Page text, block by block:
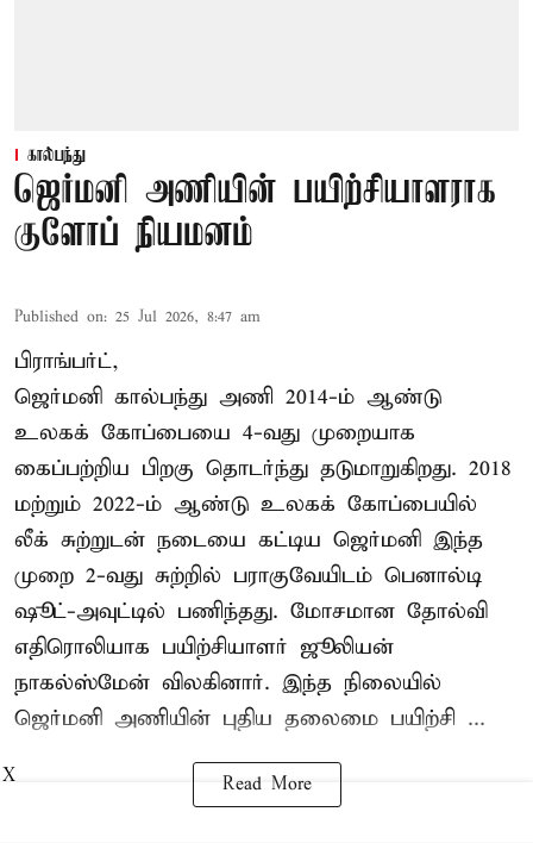
கால்பந்து
ஜெர்மனி அணியின் பயிற்சியாளராக
குளோப் நியமனம்
Published on: 25 Jul 2026, 8:47 am
பிராங்பர்ட்,
ஜெர்மனி கால்பந்து அணி 2014-ம் ஆண்டு
உலகக் கோப்பையை 4-வது முறையாக
கைப்பற்றிய பிறகு தொடர்ந்து தடுமாறுகிறது. 2018
மற்றும் 2022-ம் ஆண்டு உலகக் கோப்பையில்
லீக் சுற்றுடன் நடையை கட்டிய ஜெர்மனி இந்த
முறை 2-வது சுற்றில் பராகுவேயிடம் பெனால்டி
ஷூட்-அவுட்டில் பணிந்தது. மோசமான தோல்வி
எதிரொலியாக பயிற்சியாளர் ஜூலியன்
நாகல்ஸ்மேன் விலகினார். இந்த நிலையில்
ஜெர்மனி அணியின் புதிய தலைமை பயிற்சி ...
Read More
X